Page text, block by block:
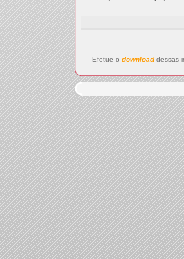
Efetue o downloaddessas